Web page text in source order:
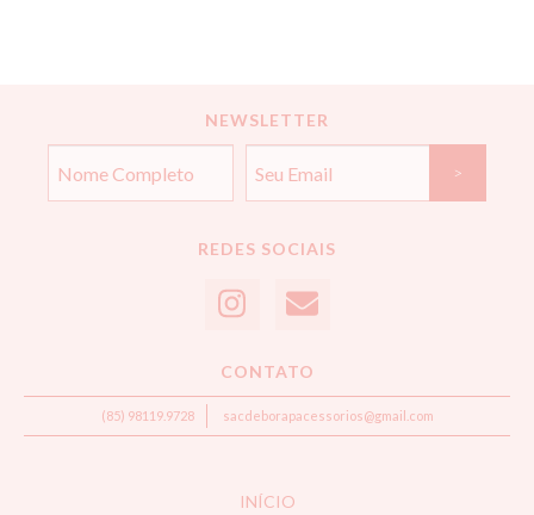
NEWSLETTER
REDES SOCIAIS
CONTATO
(85) 98119.9728 sacdeborapacessorios@gmail.com
INÍCIO